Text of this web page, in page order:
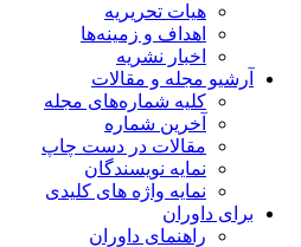
هیات تحریریه
اهداف و زمینه‌ها
اخبار نشریه
آرشیو مجله و مقالات
کلیه شماره‌های مجله
آخرین شماره
مقالات در دست چاپ
نمایه نویسندگان
نمایه واژه های کلیدی
برای داوران
راهنمای داوران